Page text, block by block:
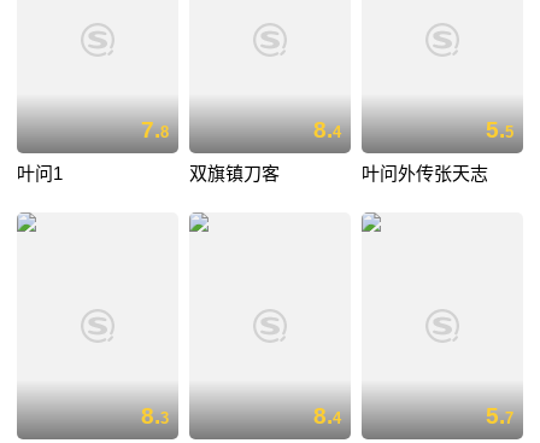
7.8
叶问1
8.4
双旗镇刀客
5.5
叶问外传张天志
8.3 8.4 5.7